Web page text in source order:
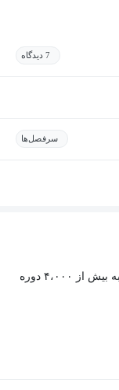
7 دیدگاه
سرفصل‌ها
با خرید اشتراک مکتب‌پلاس، علاوه بر این دوره، به بیش از ۴،۰۰۰ دوره